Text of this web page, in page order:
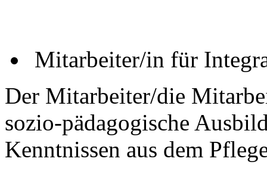
Mitarbeiter/in für
Der Mitarbeiter/die
sozio-pädagogische
Kenntnissen aus dem